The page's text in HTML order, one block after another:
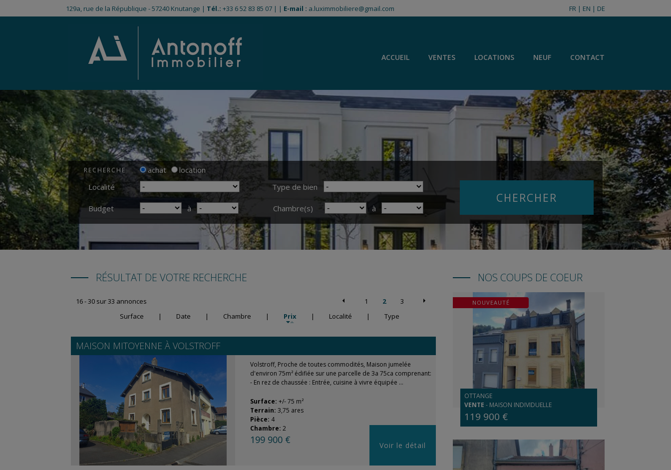
129a, rue de la République - 57240 Knutange | Tél.: +33 6 52 83 85 07 | | E-mail : a.luximmobiliere@gmail.com FR | EN | DE
ACCUEIL VENTES LOCATIONS NEUF CONTACT
RECHERCHE achat
location
Localité
Type de bien
Budget à Chambre(s) à
RÉSULTAT DE VOTRE RECHERCHE
16 - 30 sur 33 annonces 1 2
3
Surface
| Date | Chambre | Prix | Localité | Type
MAISON MITOYENNE À VOLSTROFF
Volstroff, Proche de toutes commodités, Maison jumelée
d'environ 75m² édifiée sur une parcelle de 3a 75ca comprenant:
- En rez de chaussée : Entrée, cuisine à vivre équipée ...
Surface: +/- 75 m²
Terrain: 3,75 ares
Pièce: 4
Chambre: 2
199 900 € Voir le détail
NOS COUPS DE COEUR
NOUVEAUTÉ
OTTANGE
VENTE - MAISON INDIVIDUELLE
119 900 €